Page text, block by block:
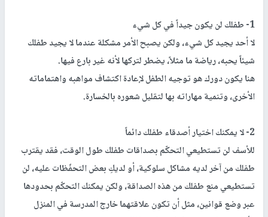
1- طفلك لن يكون جيداً في كل شيء
لا أحد يجيد كل شيء، ولكن يصبح الأمر مشكلة عندما لا يجيد طفلك
شيئاً يحبه، رياضة ما مثلاً، يضطر لتركها لأنه غير بارع فيها.
هنا يكون دورك هو توجيه الطفل لإعادة اكتشاف مواهبه واهتماماته
الأخرى، وتنمية مهاراته بها لتقليل شعوره بالخسارة.
2- لا يمكنك اختيار أصدقاء طفلك دائماً
للأسف لن تستطيعي التحكّم بصداقات طفلك طول الوقت، فقد يقترب
طفلك من آخر لديه مشاكل سلوكية، أو لديكِ بعض التحفّظات عليه، لن
تستطيعي منع طفلك من هذه الصداقة، ولكن يمكنك التحكّم بحدودها
عبر وضع قوانين، مثل أن تكون علاقتهما خارج المدرسة في المنزل